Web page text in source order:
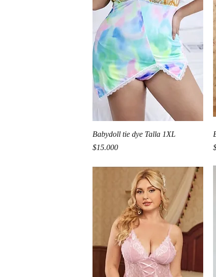
Vista rápida
Babydoll tie dye Talla 1XL
Precio
$15.000